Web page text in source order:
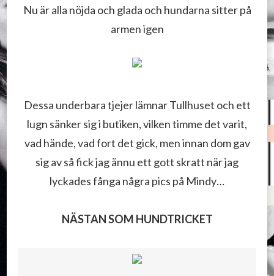
Nu är alla nöjda och glada och hundarna sitter på
armen igen
Dessa underbara tjejer lämnar Tullhuset och ett
lugn sänker sig i butiken, vilken timme det varit,
vad hände, vad fort det gick, men innan dom gav
sig av så fick jag ännu ett gott skratt när jag
lyckades fånga några pics på Mindy…
NÄSTAN SOM HUNDTRICKET